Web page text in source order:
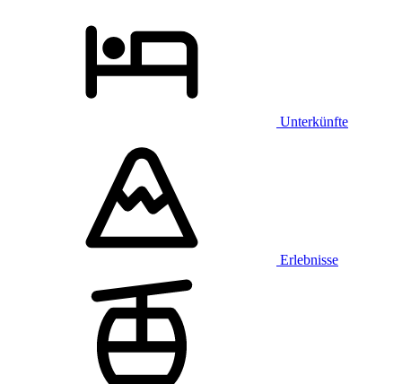
Unterkünfte
Erlebnisse